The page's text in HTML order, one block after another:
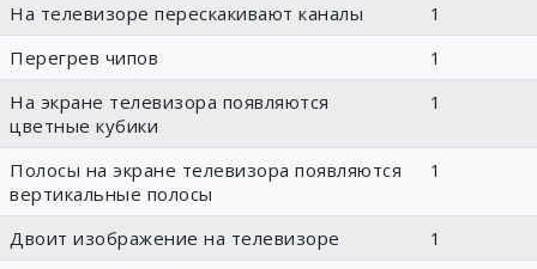
На телевизоре перескакивают каналы
1
Перегрев чипов
1
На экране телевизора появляются
цветные кубики
1
Полосы на экране телевизора появляются
вертикальные полосы
1
Двоит изображение на телевизоре
1